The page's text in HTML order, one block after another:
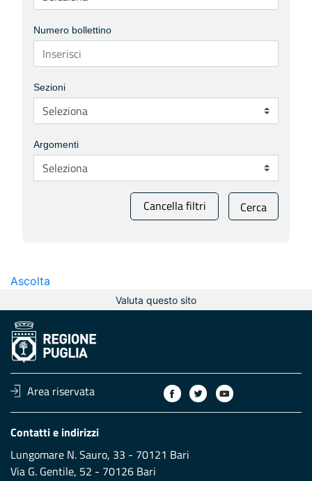
Numero bollettino
Sezioni
Argomenti
Cancella filtri Cerca
Ascolta
Valuta questo sito
Area riservata
Contatti e indirizzi
Lungomare N. Sauro, 33 - 70121 Bari
Via G. Gentile, 52 - 70126 Bari